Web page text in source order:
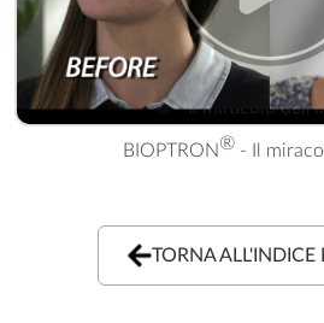
® - Il miracolo
BIOPTRON® - Il
TORNA ALL'INDICE